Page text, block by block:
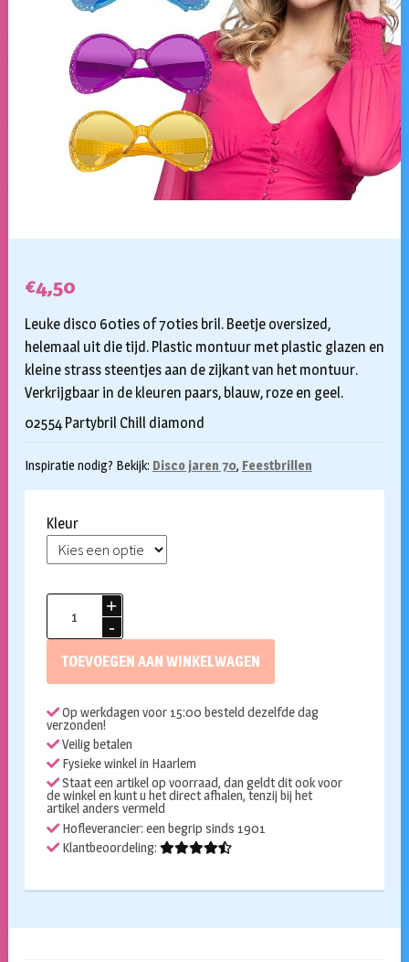
€4,50
Leuke disco 60ties of 70ties bril. Beetje oversized,
helemaal uit die tijd. Plastic montuur met plastic glazen en
kleine strass steentjes aan de zijkant van het montuur.
Verkrijgbaar in de kleuren paars, blauw, roze en geel.
02554 Partybril Chill diamond
Inspiratie nodig? Bekijk: Disco jaren 70, Feestbrillen
Kleur
70ties
TOEVOEGEN AAN WINKELWAGEN
Op werkdagen voor 15:00 besteld dezelfde dag
verzonden!
Veilig betalen
Fysieke winkel in Haarlem
Staat een artikel op voorraad, dan geldt dit ook voor
de winkel en kunt u het direct afhalen, tenzij bij het
artikel anders vermeld
Hofleverancier: een begrip sinds 1901
Klantbeoordeling: